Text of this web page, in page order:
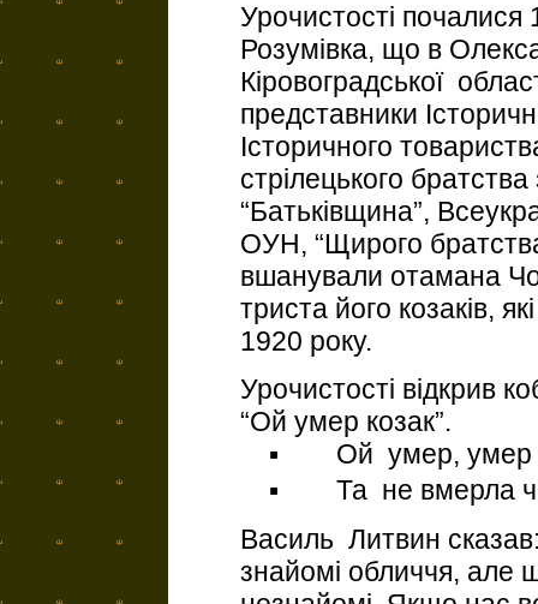
Урочистості почалися
Розумівка, що в
Кіровоградської
представники
Історичного
стрілецького
“Батьківщина”,
ОУН, “Щирого
вшанували отамана
триста його козаків,
1920 року.
Урочистості відкрив
“Ой умер козак”.
▪ Ой умер, умер
▪ Та не вмерла
Василь Литвин
знайомі обличчя, але